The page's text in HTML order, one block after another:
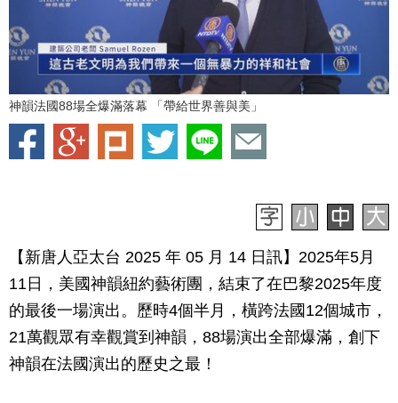
神韻法國88場全爆滿落幕 「帶給世界善與美」
【新唐人亞太台 2025 年 05 月 14 日訊】2025年5月
11日，美國神韻紐約藝術團，結束了在巴黎2025年度
的最後一場演出。歷時4個半月，橫跨法國12個城市，
21萬觀眾有幸觀賞到神韻，88場演出全部爆滿，創下
神韻在法國演出的歷史之最！